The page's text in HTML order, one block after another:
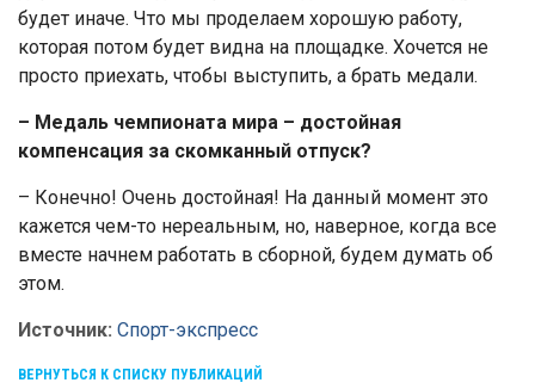
будет иначе. Что мы проделаем хорошую работу,
которая потом будет видна на площадке. Хочется не
просто приехать, чтобы выступить, а брать медали.
– Медаль чемпионата мира – достойная
компенсация за скомканный отпуск?
– Конечно! Очень достойная! На данный момент это
кажется чем-то нереальным, но, наверное, когда все
вместе начнем работать в сборной, будем думать об
этом.
Источник: Спорт-экспресс
ВЕРНУТЬСЯ К СПИСКУ ПУБЛИКАЦИЙ